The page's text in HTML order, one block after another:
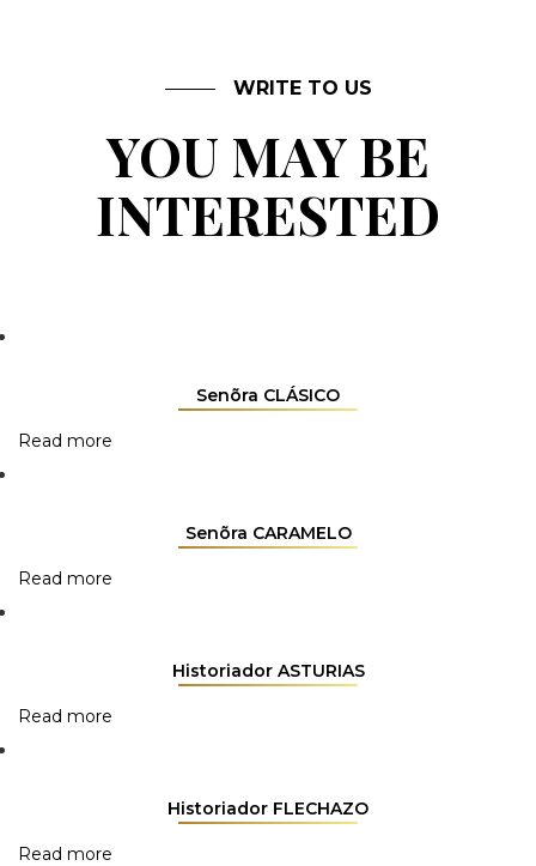
WRITE TO US
YOU MAY BE
INTERESTED
Senõra CLÁSICO
Read more
Senõra CARAMELO
Read more
Historiador ASTURIAS
Read more
Historiador FLECHAZO
Read more